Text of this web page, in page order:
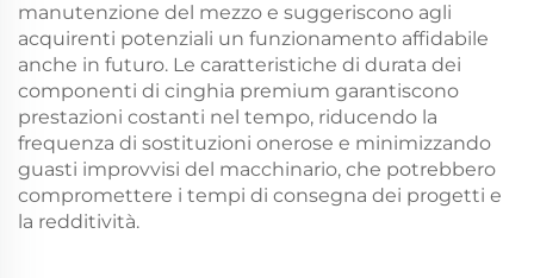
manutenzione del mezzo e suggeriscono agli
acquirenti potenziali un funzionamento affidabile
anche in futuro. Le caratteristiche di durata dei
componenti di cinghia premium garantiscono
prestazioni costanti nel tempo, riducendo la
frequenza di sostituzioni onerose e minimizzando
guasti improvvisi del macchinario, che potrebbero
compromettere i tempi di consegna dei progetti e
la redditività.